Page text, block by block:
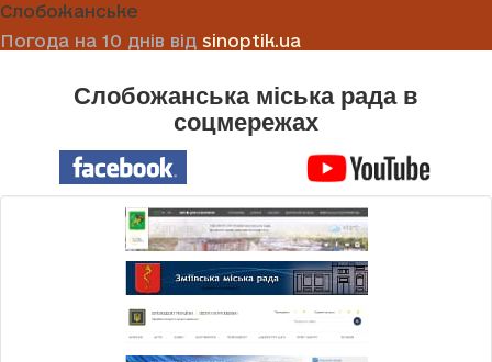
Слобожанське
Погода на 10 днів від sinoptik.ua
Слобожанська міська рада в
соцмережах